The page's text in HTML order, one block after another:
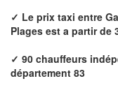
✓ Le prix taxi entre
Plages est a partir de
✓ 90 chauffeurs
département 83